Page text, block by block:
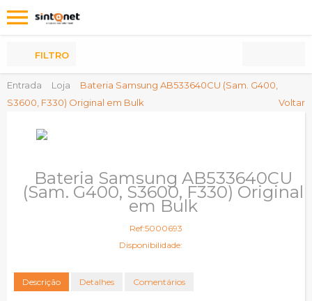
Entrada Loja
Bateria Samsung AB533640CU (Sam. G400,
S3600, F330) Original em Bulk
Voltar
FILTRO
Bateria Samsung AB533640CU
(Sam. G400, S3600, F330) Original
em Bulk
Ref:5000693
Disponibilidade:
Descrição Detalhes Comentários